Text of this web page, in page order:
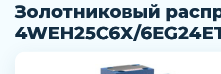
Золотниковый
4WEH25C6X/